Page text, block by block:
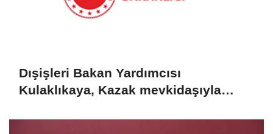
Dışişleri Bakan Yardımcısı
Kulaklıkaya, Kazak mevkidaşıyla